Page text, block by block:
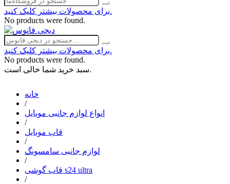
برای محصولات بیشتر کلیک کنید.
No products were found.
برای محصولات بیشتر کلیک کنید.
No products were found.
سبد خرید شما خالی است.
خانه
/
انواع لوازم جانبی موبایل
/
قاب موبایل
/
لوازم جانبی سامسونگ
/
قاب گوشی s24 ultra
/